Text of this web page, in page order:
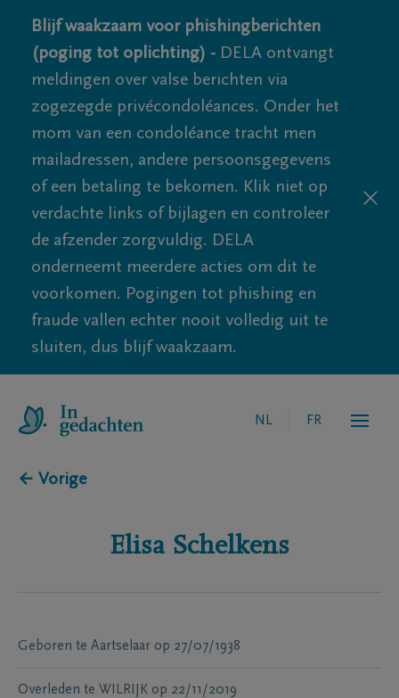
Blijf waakzaam voor phishingberichten
(poging tot oplichting) - DELA ontvangt
meldingen over valse berichten via
zogezegde privécondoléances. Onder het
mom van een condoléance tracht men
mailadressen, andere persoonsgegevens
of een betaling te bekomen. Klik niet op
verdachte links of bijlagen en controleer
de afzender zorgvuldig. DELA
onderneemt meerdere acties om dit te
voorkomen. Pogingen tot phishing en
fraude vallen echter nooit volledig uit te
sluiten, dus blijf waakzaam.
NL FR
← Vorige
Elisa Schelkens
Geboren te Aartselaar op 27/07/1938
Overleden te WILRIJK op 22/11/2019